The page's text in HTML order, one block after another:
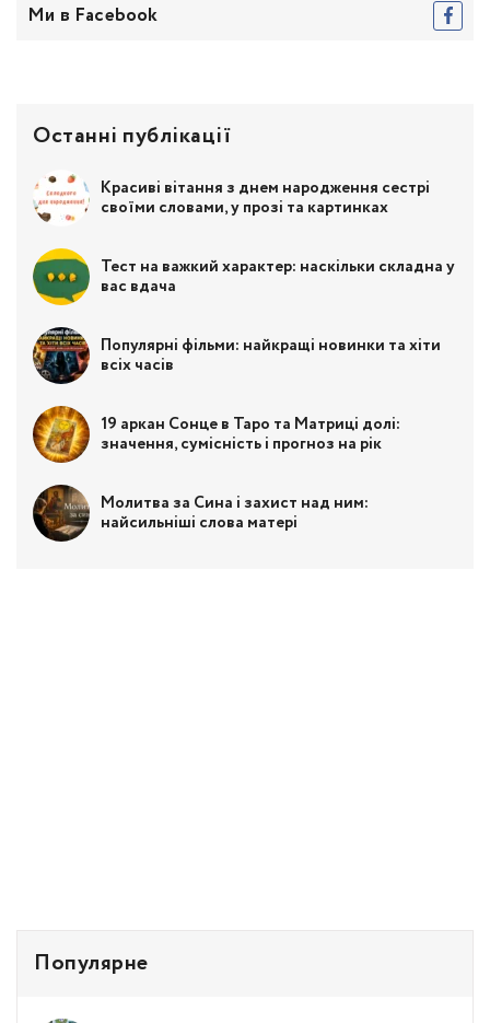
Ми в Facebook
Останні публікації
Красиві вітання з днем народження сестрі
своїми словами, у прозі та картинках
Тест на важкий характер: наскільки складна у
вас вдача
Популярні фільми: найкращі новинки та хіти
всіх часів
19 аркан Сонце в Таро та Матриці долі:
значення, сумісність і прогноз на рік
Молитва за Сина і захист над ним:
найсильніші слова матері
Популярне